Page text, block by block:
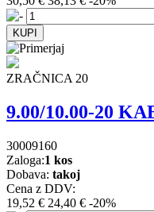
ZRAČNICA 20
9.00/10.00-20
30009160
Zaloga:1 kos
Dobava: takoj
Cena z DDV:
19,52 € 24,40 € -20%